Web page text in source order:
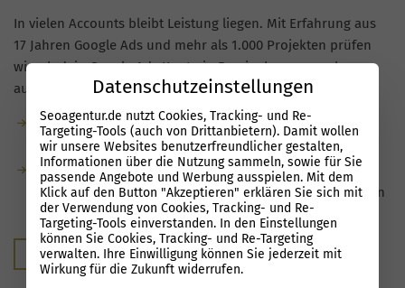
In vielen Accounts bleibt Leistung liegen. Mit Erfahrung aus
17 Jahren Google Ads und mehr als 1.000 Projekten prüfen
wir, ob dein Google Ads Konto in Barsinghausen sauber
aufgesetzt ist oder ob du Budget verschenkst.
Kostenlose Analyse: kostenfrei und unverbindlich, ohne
Verpflichtung.
Du bekommst konkrete Hinweise zu
Optimierungsmöglichkeiten und dem Potenzial in deinen
Kampagnen.
Kostenloser Audit
Datenschutzeinstellungen
Seoagentur.de nutzt Cookies, Tracking- und Re-
Targeting-Tools (auch von Drittanbietern). Damit wollen
wir unsere Websites benutzerfreundlicher gestalten,
Informationen über die Nutzung sammeln, sowie für Sie
passende Angebote und Werbung ausspielen. Mit dem
Klick auf den Button "Akzeptieren" erklären Sie sich mit
der Verwendung von Cookies, Tracking- und Re-
Targeting-Tools einverstanden. In den Einstellungen
können Sie Cookies, Tracking- und Re-Targeting
verwalten. Ihre Einwilligung können Sie jederzeit mit
Wirkung für die Zukunft widerrufen.